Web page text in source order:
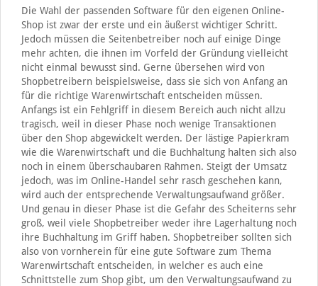
Die Wahl der passenden Software für den eigenen Online-
Shop ist zwar der erste und ein äußerst wichtiger Schritt.
Jedoch müssen die Seitenbetreiber noch auf einige Dinge
mehr achten, die ihnen im Vorfeld der Gründung vielleicht
nicht einmal bewusst sind. Gerne übersehen wird von
Shopbetreibern beispielsweise, dass sie sich von Anfang an
für die richtige Warenwirtschaft entscheiden müssen.
Anfangs ist ein Fehlgriff in diesem Bereich auch nicht allzu
tragisch, weil in dieser Phase noch wenige Transaktionen
über den Shop abgewickelt werden. Der lästige Papierkram
wie die Warenwirtschaft und die Buchhaltung halten sich also
noch in einem überschaubaren Rahmen. Steigt der Umsatz
jedoch, was im Online-Handel sehr rasch geschehen kann,
wird auch der entsprechende Verwaltungsaufwand größer.
Und genau in dieser Phase ist die Gefahr des Scheiterns sehr
groß, weil viele Shopbetreiber weder ihre Lagerhaltung noch
ihre Buchhaltung im Griff haben. Shopbetreiber sollten sich
also von vornherein für eine gute Software zum Thema
Warenwirtschaft entscheiden, in welcher es auch eine
Schnittstelle zum Shop gibt, um den Verwaltungsaufwand zu